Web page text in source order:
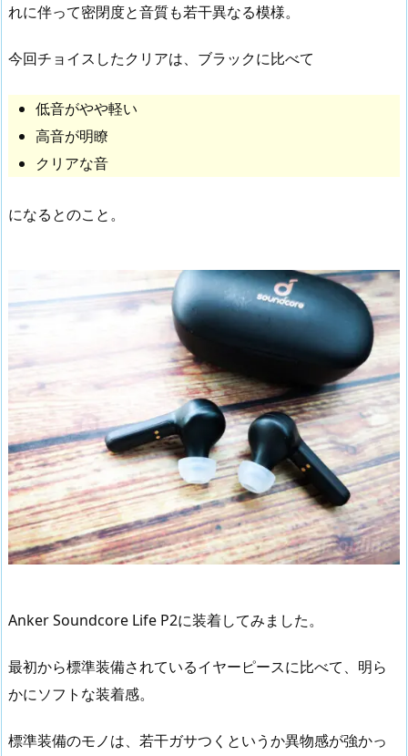
れに伴って密閉度と音質も若干異なる模様。
今回チョイスしたクリアは、ブラックに比べて
低音がやや軽い
高音が明瞭
クリアな音
になるとのこと。
Anker Soundcore Life P2に装着してみました。
最初から標準装備されているイヤーピースに比べて、明ら
かにソフトな装着感。
標準装備のモノは、若干ガサつくというか異物感が強かっ